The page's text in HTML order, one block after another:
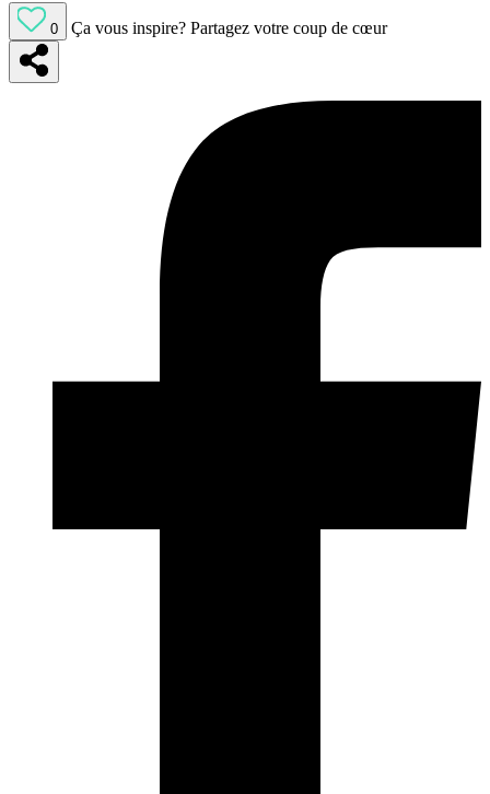
0 Ça vous inspire? Partagez votre coup de cœur